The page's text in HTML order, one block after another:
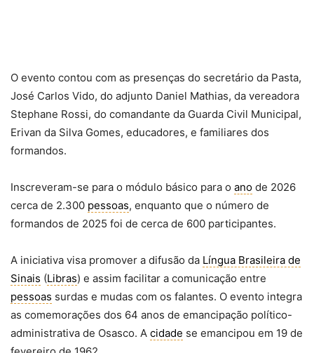
O evento contou com as presenças do secretário da Pasta,
José Carlos Vido, do adjunto Daniel Mathias, da vereadora
Stephane Rossi, do comandante da Guarda Civil Municipal,
Erivan da Silva Gomes, educadores, e familiares dos
formandos.
Inscreveram-se para o módulo básico para o ano de 2026
cerca de 2.300 pessoas, enquanto que o número de
formandos de 2025 foi de cerca de 600 participantes.
A iniciativa visa promover a difusão da Língua Brasileira de
Sinais (Libras) e assim facilitar a comunicação entre
pessoas surdas e mudas com os falantes. O evento integra
as comemorações dos 64 anos de emancipação político-
administrativa de Osasco. A cidade se emancipou em 19 de